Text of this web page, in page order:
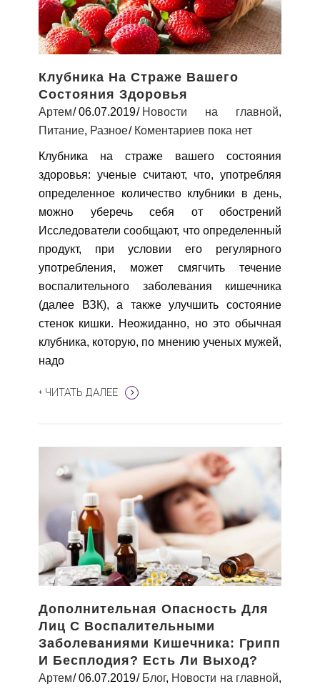
Клубника На Страже Вашего
Состояния Здоровья
Артем 06.07.2019 Новости на главной,
Питание, Разное Коментариев пока нет
Клубника на страже вашего состояния
здоровья: ученые считают, что, употребляя
определенное количество клубники в день,
можно уберечь себя от обострений
Исследователи сообщают, что определенный
продукт, при условии его регулярного
употребления, может смягчить течение
воспалительного заболевания кишечника
(далее ВЗК), а также улучшить состояние
стенок кишки. Неожиданно, но это обычная
клубника, которую, по мнению ученых мужей,
надо
+ ЧИТАТЬ ДАЛЕЕ
Дополнительная Опасность Для
Лиц С Воспалительными
Заболеваниями Кишечника: Грипп
И Бесплодия? Есть Ли Выход?
Артем 06.07.2019 Блог, Новости на главной,